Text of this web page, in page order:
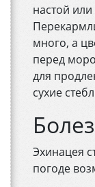
настой
много, а
перед
для
сухие
Эхинацея
погоде